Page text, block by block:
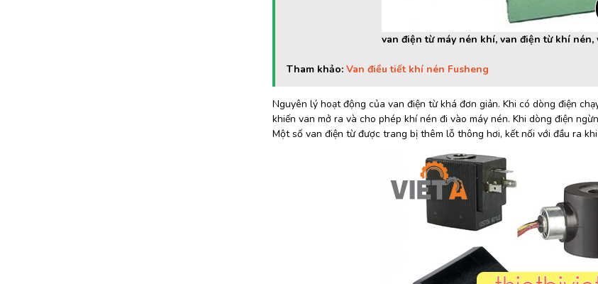
van điện từ máy nén khí, van điện từ khí nén,
Tham khảo: Van điều tiết khí nén Fusheng
Nguyên lý hoạt động của van điện từ khá đơn giản. Khi có dòng điện
khiến van mở ra và cho phép khí nén đi vào máy nén. Khi dòng điện
Một số van điện từ được trang bị thêm lỗ thông hơi, kết nối với đầu ra